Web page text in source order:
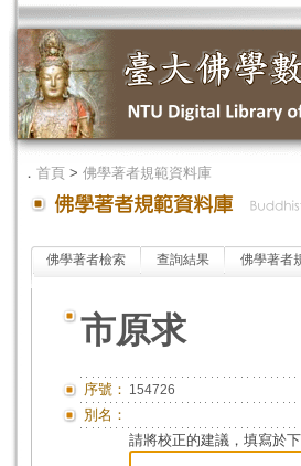
． 首頁 > 佛學著者規範資料庫
佛學著者檢索 查詢結果 佛學著者
市原求
序號： 154726
別名：
請將校正的建議，填寫於